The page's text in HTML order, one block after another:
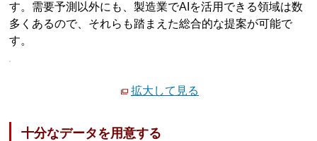
す。需要予測以外にも、製造業でAIを活用できる領域は数
多くあるので、それらも踏まえた総合的な提案が可能で
す。
拡大して見る
十分なデータを用意する